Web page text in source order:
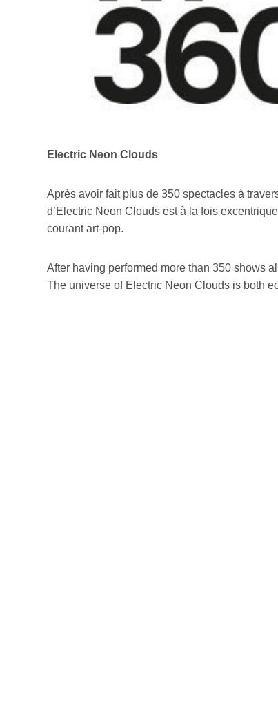
Electric Neon Clouds
Après avoir fait plus de 350 spectacles à
d’Electric Neon Clouds est à la fois
courant art-pop.
After having performed more than 350 shows
The universe of Electric Neon Clouds is both